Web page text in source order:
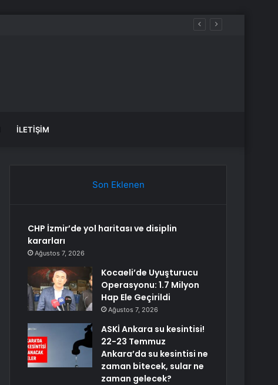
İLETIŞIM
Son Eklenen
CHP İzmir’de yol haritası ve disiplin
kararları
Ağustos 7, 2026
Kocaeli’de Uyuşturucu
Operasyonu: 1.7 Milyon
Hap Ele Geçirildi
Ağustos 7, 2026
ASKİ Ankara su kesintisi!
22-23 Temmuz
Ankara’da su kesintisi ne
zaman bitecek, sular ne
zaman gelecek?